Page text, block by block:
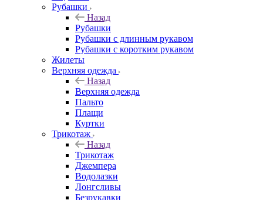
Рубашки
Назад
Рубашки
Рубашки с длинным рукавом
Рубашки с коротким рукавом
Жилеты
Верхняя одежда
Назад
Верхняя одежда
Пальто
Плащи
Куртки
Трикотаж
Назад
Трикотаж
Джемпера
Водолазки
Лонгсливы
Безрукавки